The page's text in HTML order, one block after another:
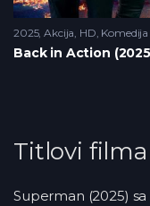
2025 Akcija, HD, Komedija
Back in Action
Titlovi filma
Superman (2025)